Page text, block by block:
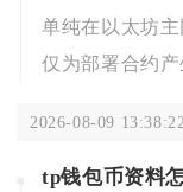
单纯在以太坊
仅为部署合约
2026-08-09 13:38:22
tp钱包币资料